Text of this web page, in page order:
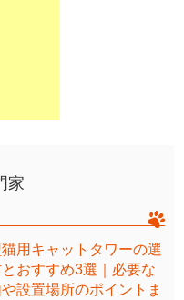
家
用キャットタワーの選
おすすめ3選｜必要な
設置場所のポイントま